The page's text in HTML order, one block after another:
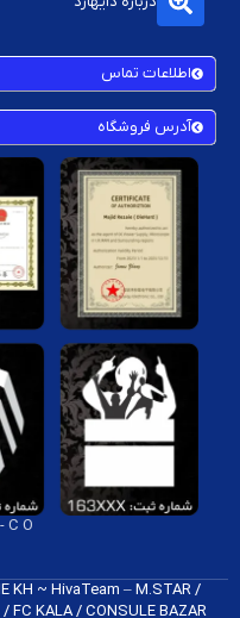
اطلاعات تماس
آدرس فروشگاه
O @
KH ~ HivaTeam – M.STAR /
FC K​ALA / CONSULE BAZAR